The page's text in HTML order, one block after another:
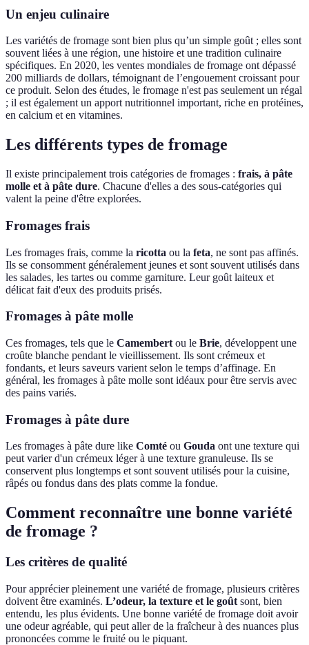
Un enjeu culinaire
Les variétés de fromage sont bien plus qu’un simple goût ; elles sont
souvent liées à une région, une histoire et une tradition culinaire
spécifiques. En 2020, les ventes mondiales de fromage ont dépassé
200 milliards de dollars, témoignant de l’engouement croissant pour
ce produit. Selon des études, le fromage n'est pas seulement un régal
; il est également un apport nutritionnel important, riche en protéines,
en calcium et en vitamines.
Les différents types de fromage
Il existe principalement trois catégories de fromages : frais, à pâte
molle et à pâte dure. Chacune d'elles a des sous-catégories qui
valent la peine d'être explorées.
Fromages frais
Les fromages frais, comme la ricotta ou la feta, ne sont pas affinés.
Ils se consomment généralement jeunes et sont souvent utilisés dans
les salades, les tartes ou comme garniture. Leur goût laiteux et
délicat fait d'eux des produits prisés.
Fromages à pâte molle
Ces fromages, tels que le Camembert ou le Brie, développent une
croûte blanche pendant le vieillissement. Ils sont crémeux et
fondants, et leurs saveurs varient selon le temps d’affinage. En
général, les fromages à pâte molle sont idéaux pour être servis avec
des pains variés.
Fromages à pâte dure
Les fromages à pâte dure like Comté ou Gouda ont une texture qui
peut varier d'un crémeux léger à une texture granuleuse. Ils se
conservent plus longtemps et sont souvent utilisés pour la cuisine,
râpés ou fondus dans des plats comme la fondue.
Comment reconnaître une bonne variété
de fromage ?
Les critères de qualité
Pour apprécier pleinement une variété de fromage, plusieurs critères
doivent être examinés. L’odeur, la texture et le goût sont, bien
entendu, les plus évidents. Une bonne variété de fromage doit avoir
une odeur agréable, qui peut aller de la fraîcheur à des nuances plus
prononcées comme le fruité ou le piquant.